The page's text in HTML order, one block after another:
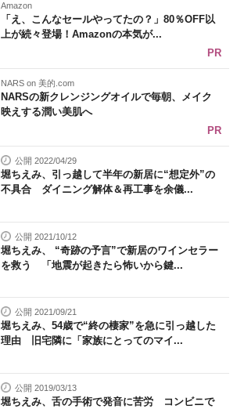
Amazon
「え、こんなセールやってたの？」80％OFF以
上が続々登場！Amazonの本気が...
PR
NARS on 美的.com
NARSの新クレンジングオイルで毎朝、メイク
映えする潤い美肌へ
PR
公開 2022/04/29
堀ちえみ、引っ越して半年の新居に“想定外”の
不具合 ダイニング解体＆再工事を余儀...
公開 2021/10/12
堀ちえみ、 “奇跡の予言”で新居のワインセラー
を救う 「地震が起きたら怖いから鍵...
公開 2021/09/21
堀ちえみ、54歳で“終の棲家”を急に引っ越した
理由 旧宅隣に「家族にとってのマイ...
公開 2019/03/13
堀ちえみ、舌の手術で発音に苦労 コンビニで